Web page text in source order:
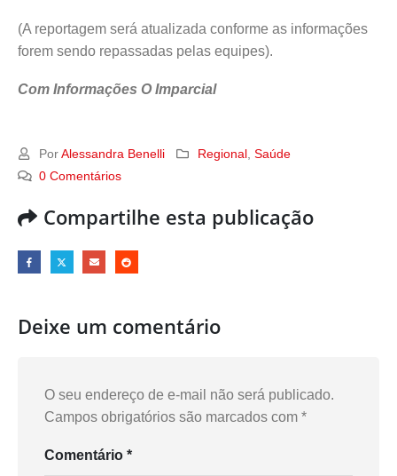
(A reportagem será atualizada conforme as informações
forem sendo repassadas pelas equipes).
Com Informações O Imparcial
Por Alessandra Benelli Regional, Saúde
0 Comentários
Compartilhe esta publicação
Deixe um comentário
O seu endereço de e-mail não será publicado.
Campos obrigatórios são marcados com *
Comentário *